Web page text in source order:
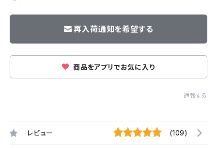
再入荷通知を希望する
商品をアプリでお気に入り
通報する
レビュー (109)